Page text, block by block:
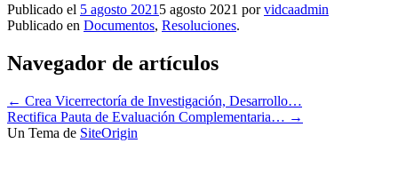
Publicado el 5 agosto 2021 5 agosto 2021 porvidcaadmin
Publicado en Documentos, Resoluciones.
Navegador de artículos
← Crea Vicerrectoría de Investigación, Desarrollo…
Rectifica Pauta de Evaluación Complementaria… →
Un Tema de SiteOrigin